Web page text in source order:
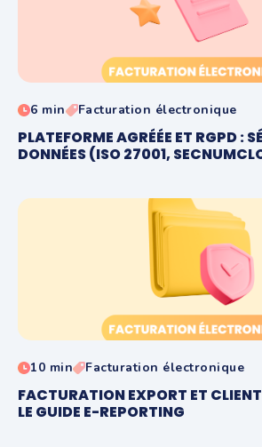
6 min Facturation électronique
PLATEFORME AGRÉÉE ET RGPD :
DONNÉES (ISO 27001,
10 min Facturation électronique
FACTURATION EXPORT ET
LE GUIDE E-REPORTING